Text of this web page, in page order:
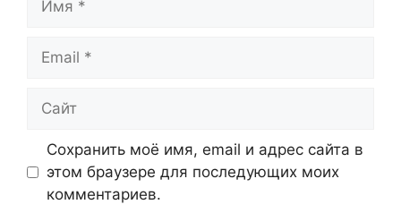
Сохранить моё имя, email и адрес сайта в
этом браузере для последующих моих
комментариев.